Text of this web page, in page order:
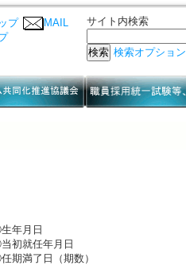
MAIL
プ
サイト内検索
検索オプション
年月日
初就任年月日
期満了日（期数）